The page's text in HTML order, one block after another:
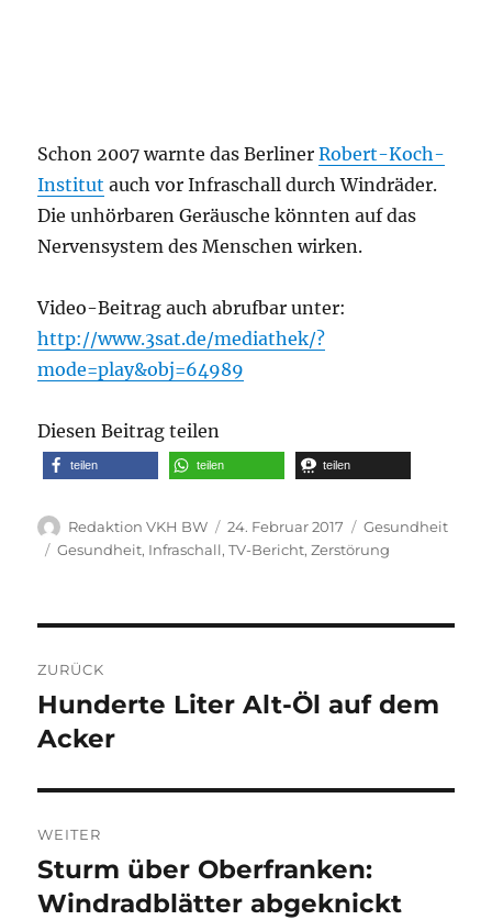
Schon 2007 warnte das BerlinerRobert-Koch-
Institut auch vor Infraschall durch Windräder.
Die unhörbaren Geräusche könnten auf das
Nervensystem des Menschen wirken.
Video-Beitrag auch abrufbar unter:
http://www.3sat.de/mediathek/?
mode=play&obj=64989
Diesen Beitrag teilen
teilen teilen teilen
Autor
Redaktion VKH BW
Veröffentlicht
am
24. Februar 2017 Kategorien
Gesundheit
Schlagwörter
Gesundheit, Infraschall,TV-Bericht,Zerstörung
ZURÜCK
Vorheriger
Beitrag:
Hunderte Liter Alt-Öl auf dem
Acker
WEITER
Nächster
Beitrag:
Sturm über Oberfranken:
Windradblätter abgeknickt